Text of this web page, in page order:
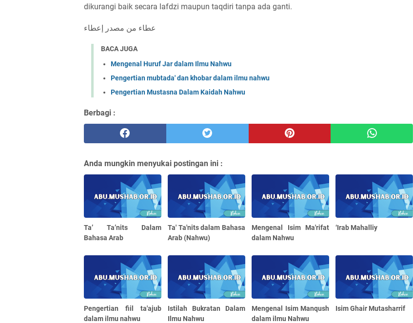
dikurangi baik secara lafdzi maupun taqdiri tanpa ada ganti.
عطاء من مصدر إعطاء
BACA JUGA
Mengenal Huruf Jar dalam Ilmu Nahwu
Pengertian mubtada' dan khobar dalam ilmu nahwu
Pengertian Mustasna Dalam Kaidah Nahwu
Berbagi :
Anda mungkin menyukai postingan ini :
Ta’ Ta’nits Dalam
Bahasa Arab
Ta' Ta'nits dalam Bahasa
Arab (Nahwu)
Mengenal Isim Ma'rifat
dalam Nahwu
‘Irab Mahalliy
Pengertian fiil ta'ajub
dalam ilmu nahwu
Istilah Bukratan Dalam
Ilmu Nahwu
Mengenal Isim Manqush
dalam ilmu Nahwu
Isim Ghair Mutasharrif